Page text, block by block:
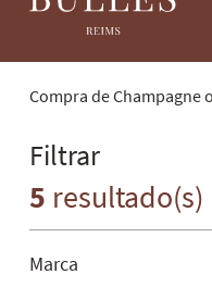
Compra de Champagne
Filtrar
5 resultado(s)
Marca